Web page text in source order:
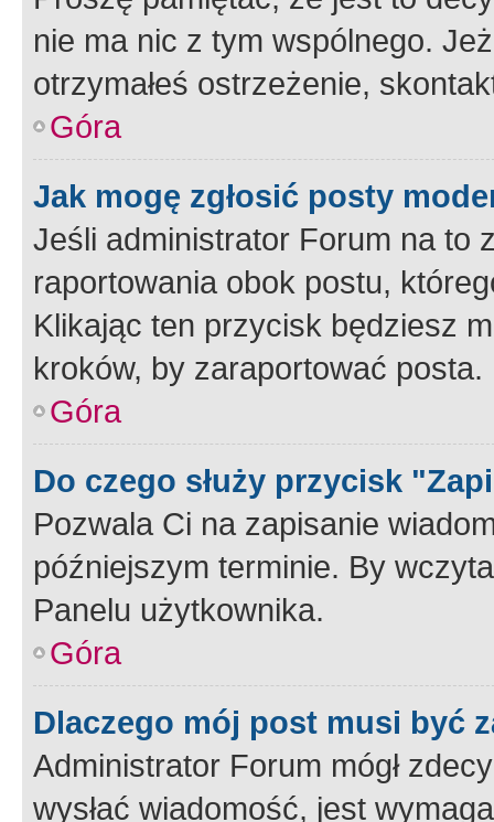
nie ma nic z tym wspólnego.
otrzymałeś ostrzeżenie,
Góra
Jak mogę zgłosić posty
Jeśli administrator Forum na to
raportowania obok postu,
Klikając ten przycisk będziesz
kroków, by zaraportować posta.
Góra
Do czego służy przycisk
Pozwala Ci na zapisanie
późniejszym terminie. By
Panelu użytkownika.
Góra
Dlaczego mój post musi być
Administrator Forum mógł
wysłać wiadomość, jest